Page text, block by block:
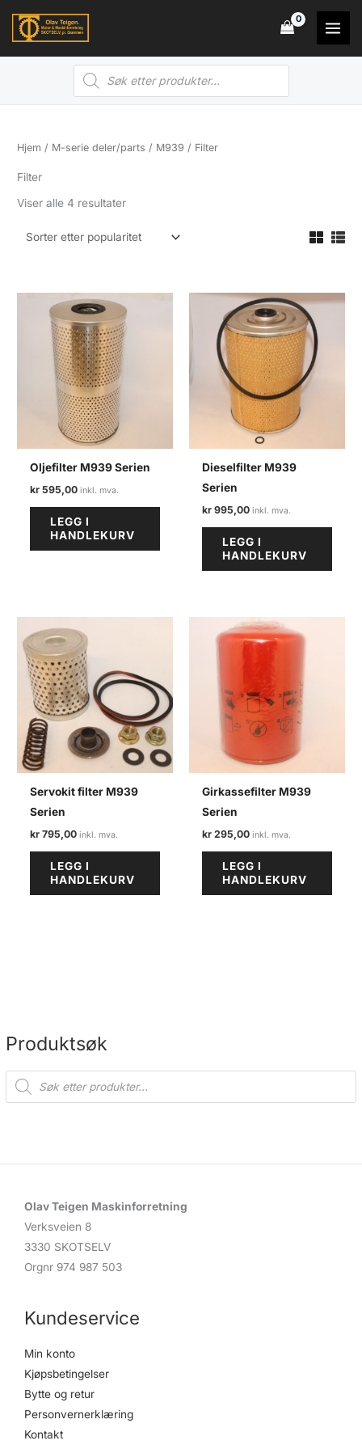
Products
search
Produktsøk
P
d
Hjem / M-serie deler/parts / M939 / Filter
Filter
Viser alle 4 resultaterSortert
Oljefilter M939 Serien
kr 595,00
LEGG I
HANDLEKURV
Dieselfilter M939
Serien
kr 995,00
LEGG I
HANDLEKURV
Servokit filter M939
Serien
kr 795,00
LEGG I
HANDLEKURV
Girkassefilter M939
Serien
kr 295,00
LEGG I
HANDLEKURV
Olav Teigen Maskinforretning
Verksveien 8
3330 SKOTSELV
Orgnr 974 987 503
Kundeservice
Min konto
Kjøpsbetingelser
Bytte og retur
Personvernerklæring
Kontakt